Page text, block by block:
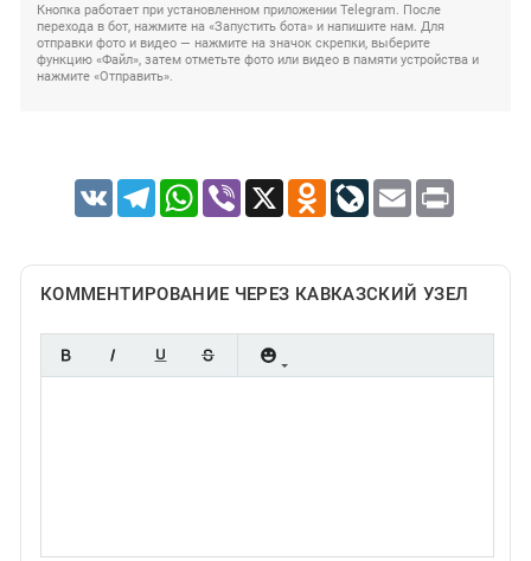
Кнопка работает при установленном приложении Telegram. После
перехода в бот, нажмите на «Запустить бота» и напишите нам. Для
отправки фото и видео — нажмите на значок скрепки, выберите
функцию «Файл», затем отметьте фото или видео в памяти устройства и
нажмите «Отправить».
VK TelegramWhatsApp
Viber X Odnoklassniki
LiveJournal
Email Print
КОММЕНТИРОВАНИЕ ЧЕРЕЗ КАВКАЗСКИЙ УЗЕЛ